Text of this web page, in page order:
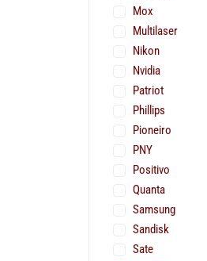
Mox
Multilaser
Nikon
Nvidia
Patriot
Phillips
Pioneiro
PNY
Positivo
Quanta
Samsung
Sandisk
Sate